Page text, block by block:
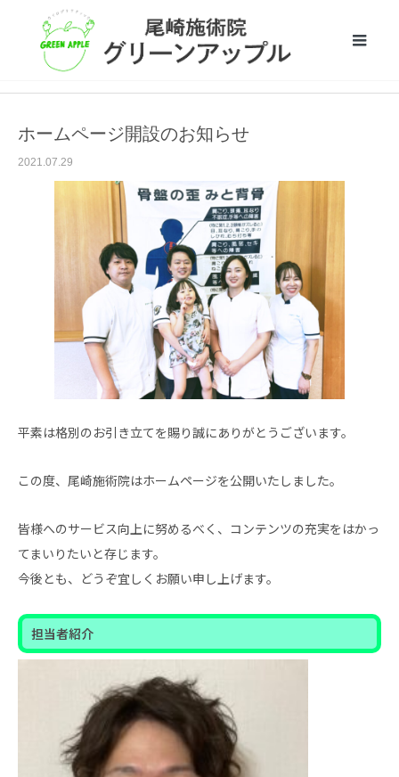
お知らせ
ホームページ開設のお知らせ
2021.07.29
平素は格別のお引き立てを賜り誠にありがとうございます。
この度、尾崎施術院はホームページを公開いたしました。
皆様へのサービス向上に努めるべく、コンテンツの充実をはかっ
てまいりたいと存じます。
今後とも、どうぞ宜しくお願い申し上げます。
担当者紹介